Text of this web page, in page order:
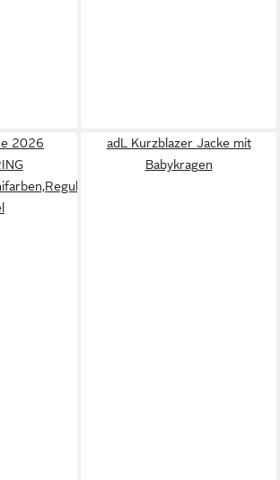
2026
adL Kurzblazer Jacke mit
Babykragen